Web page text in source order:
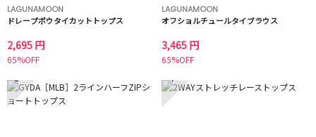
LAGUNAMOON
ドレープボウタイカットトップス
2,695 円
65%OFF
LAGUNAMOON
オフショルチュールタイブラウス
3,465 円
65%OFF
3 4